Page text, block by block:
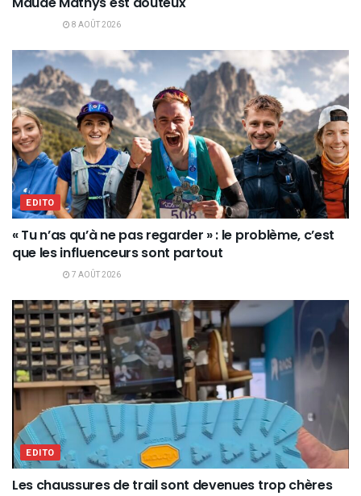
8 AOÛT 2026
EDITO
« Tu n’as qu’à ne pas regarder » : le problème, c’est
que les influenceurs sont partout
7 AOÛT 2026
EDITO
Les chaussures de trail sont devenues trop chères